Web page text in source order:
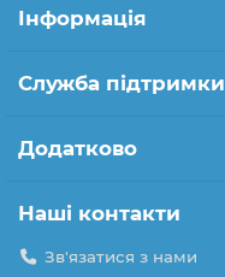
Інформація
Служба підтримки
Додатково
Наші контакти
Зв'язатися з нами